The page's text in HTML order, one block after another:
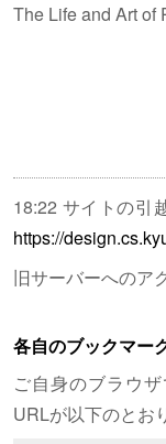
The Life and Art of
18:22 サイトの引
https://
旧サーバーへのア
各自のブックマー
ご自身のブラウ
URLが以下のとお